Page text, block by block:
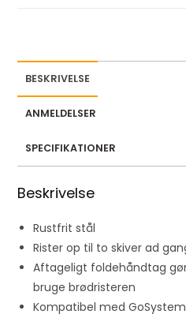
r
e
s
t
o
o
BESKRIVELSE
ANMELDELSER
SPECIFIKATIONER
Beskrivelse
Rustfrit stål
Rister op til to skiver ad
Aftageligt foldehåndtag
bruge brødristeren
Kompatibel med